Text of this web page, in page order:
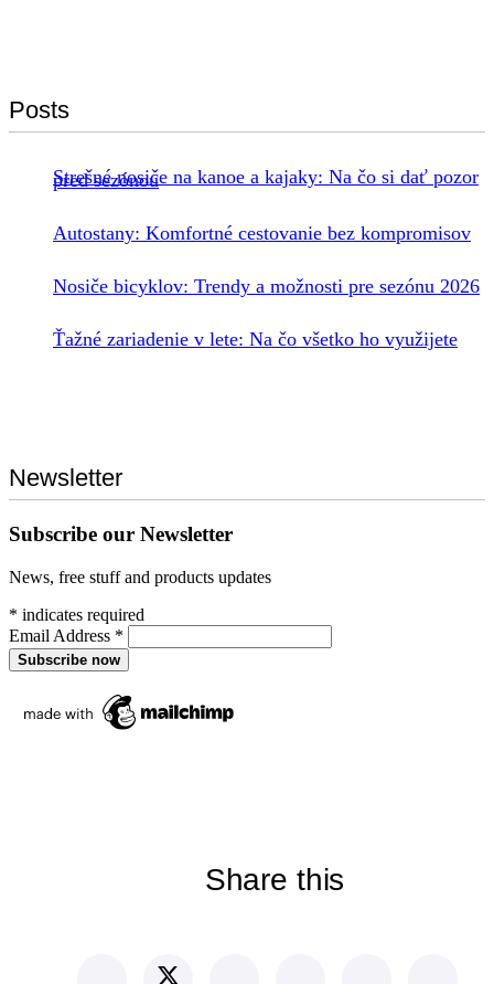
Posts
Strešné nosiče na kanoe a kajaky: Na čo si dať pozor
pred sezónou
Autostany: Komfortné cestovanie bez kompromisov
Nosiče bicyklov: Trendy a možnosti pre sezónu 2026
Ťažné zariadenie v lete: Na čo všetko ho využijete
Newsletter
Subscribe our Newsletter
News, free stuff and products updates
* indicates required
Email Address *
Share this